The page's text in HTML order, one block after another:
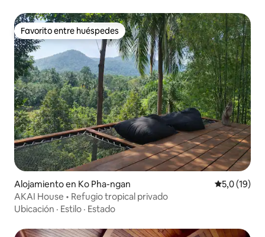
Favorito entre huéspedes
Favorito entre huéspedes
Alojamiento en Ko Pha-ngan Calificación
5,0 (19)
AKAI House • Refugio tropical privado
Ubicación · Estilo · Estado